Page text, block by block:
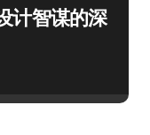
计智谋的深